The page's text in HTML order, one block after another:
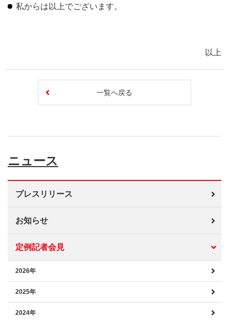
私からは以上でございます。
以上
一覧へ戻る
ニュース
プレスリリース
お知らせ
定例記者会見
2026年
2025年
2024年